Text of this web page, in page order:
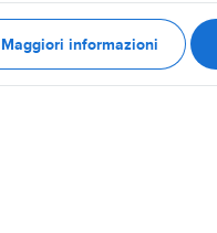
Maggiori informazioni